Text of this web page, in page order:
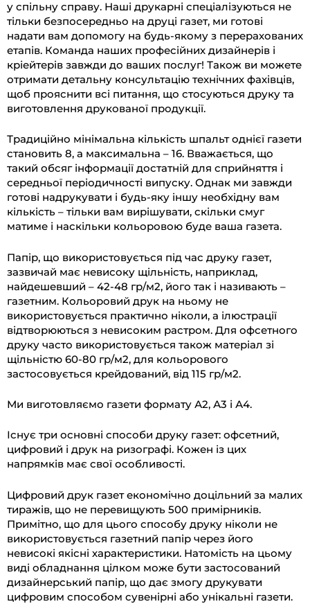
у спільну справу. Наші друкарні спеціалізуються не
тільки безпосередньо на друці газет, ми готові
надати вам допомогу на будь-якому з перерахованих
етапів. Команда наших професійних дизайнерів і
кріейтерів завжди до ваших послуг! Також ви можете
отримати детальну консультацію технічних фахівців,
щоб прояснити всі питання, що стосуються друку та
виготовлення друкованої продукції.
Традиційно мінімальна кількість шпальт однієї газети
становить 8, а максимальна – 16. Вважається, що
такий обсяг інформації достатній для сприйняття і
середньої періодичності випуску. Однак ми завжди
готові надрукувати і будь-яку іншу необхідну вам
кількість – тільки вам вирішувати, скільки смуг
матиме і наскільки кольоровою буде ваша газета.
Папір, що використовується під час друку газет,
зазвичай має невисоку щільність, наприклад,
найдешевший – 42-48 гр/м2, його так і називають –
газетним. Кольоровий друк на ньому не
використовується практично ніколи, а ілюстрації
відтворюються з невисоким растром. Для офсетного
друку часто використовується також матеріал зі
щільністю 60-80 гр/м2, для кольорового
застосовується крейдований, від 115 гр/м2.
Ми виготовляємо газети формату А2, А3 і А4.
Існує три основні способи друку газет: офсетний,
цифровий і друк на ризографі. Кожен із цих
напрямків має свої особливості.
Цифровий друк газет економічно доцільний за малих
тиражів, що не перевищують 500 примірників.
Примітно, що для цього способу друку ніколи не
використовується газетний папір через його
невисокі якісні характеристики. Натомість на цьому
виді обладнання цілком може бути застосований
дизайнерський папір, що дає змогу друкувати
цифровим способом сувенірні або унікальні газети.